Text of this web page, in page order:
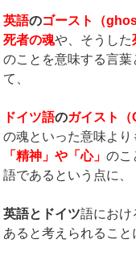
英語のゴースト（
死者の魂や、そうした
のことを意味する言
て、
ドイツ語のガイスト（
の魂といった意味よ
「精神」や「心」のこ
語であるという点に、
英語とドイツ語におけ
あると考えられること